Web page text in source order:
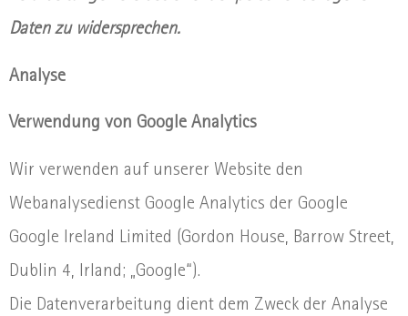
Daten zu widersprechen.
Analyse
Verwendung von Google Analytics
Wir verwenden auf unserer Website den
Webanalysedienst Google Analytics der Google
Google Ireland Limited (Gordon House, Barrow Street,
Dublin 4, Irland; „Google“).
Die Datenverarbeitung dient dem Zweck der Analyse